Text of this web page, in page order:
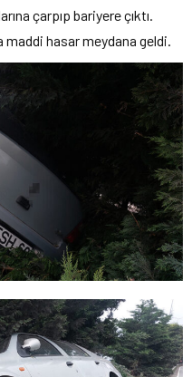
çarpıp bariyere çıktı.
hasar meydana geldi.